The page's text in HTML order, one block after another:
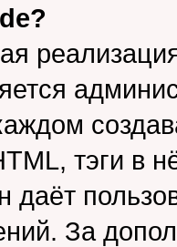
тэги в
даёт
За